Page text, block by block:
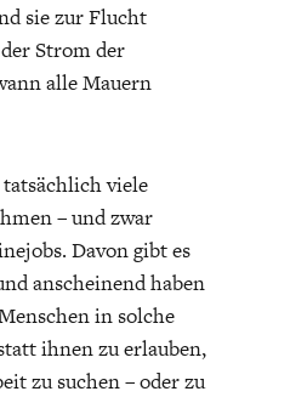
sie zur Flucht
Strom der
alle Mauern
viele
– und zwar
Davon gibt es
anscheinend haben
in solche
ihnen zu erlauben,
zu suchen – oder zu